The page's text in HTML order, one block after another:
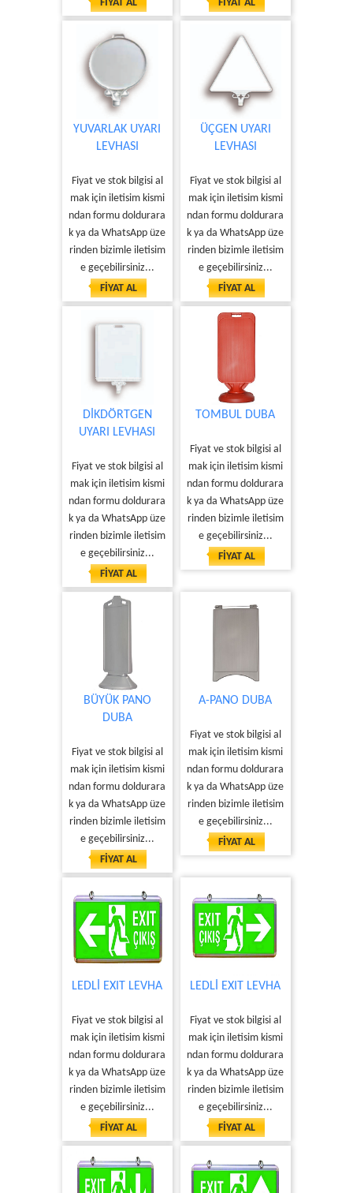
FİYAT AL FİYAT AL
YUVARLAK UYARI
LEVHASI
Fiyat ve stok bilgisi al
mak için iletisim kismi
ndan formu doldurara
k ya da WhatsApp üze
rinden bizimle iletisim
e geçebilirsiniz...
FİYAT AL
ÜÇGEN UYARI
LEVHASI
Fiyat ve stok bilgisi al
mak için iletisim kismi
ndan formu doldurara
k ya da WhatsApp üze
rinden bizimle iletisim
e geçebilirsiniz...
FİYAT AL
DİKDÖRTGEN
UYARI LEVHASI
Fiyat ve stok bilgisi al
mak için iletisim kismi
ndan formu doldurara
k ya da WhatsApp üze
rinden bizimle iletisim
e geçebilirsiniz...
FİYAT AL
TOMBUL DUBA
Fiyat ve stok bilgisi al
mak için iletisim kismi
ndan formu doldurara
k ya da WhatsApp üze
rinden bizimle iletisim
e geçebilirsiniz...
FİYAT AL
BÜYÜK PANO
DUBA
Fiyat ve stok bilgisi al
mak için iletisim kismi
ndan formu doldurara
k ya da WhatsApp üze
rinden bizimle iletisim
e geçebilirsiniz...
FİYAT AL
A-PANO DUBA
Fiyat ve stok bilgisi al
mak için iletisim kismi
ndan formu doldurara
k ya da WhatsApp üze
rinden bizimle iletisim
e geçebilirsiniz...
FİYAT AL
LEDLİ EXIT LEVHA
Fiyat ve stok bilgisi al
mak için iletisim kismi
ndan formu doldurara
k ya da WhatsApp üze
rinden bizimle iletisim
e geçebilirsiniz...
FİYAT AL
LEDLİ EXIT LEVHA
Fiyat ve stok bilgisi al
mak için iletisim kismi
ndan formu doldurara
k ya da WhatsApp üze
rinden bizimle iletisim
e geçebilirsiniz...
FİYAT AL